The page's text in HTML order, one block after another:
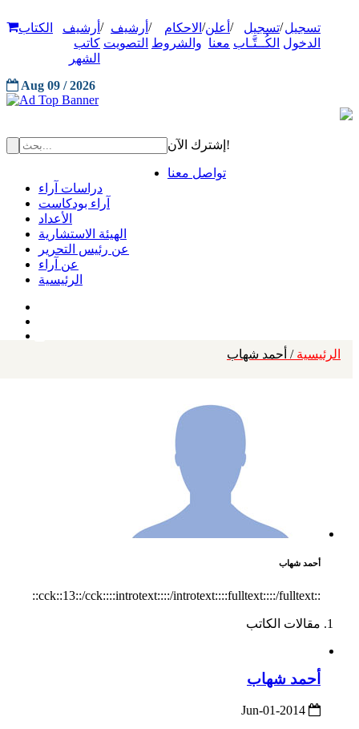
تسجيل
الدخول
/تسجيل
الكُــتَّـاب
/ أعلن
معنا
/ الاحكام
والشروط
/ أرشيف
التصويت
/ أرشيف
كاتب
الشهر
الكتاب
Aug 09 / 2026
إشترك الآن!
تواصل معنا
دراسات آراء
آراء بودكاست
الأعداد
الهيئة الاستشارية
عن رئيس التحرير
عن آراء
الرئيسية
الرئيسية / أحمد شهاب
أحمد شهاب
::cck::13::/cck::::introtext::::/introtext::::fulltext::::/fulltext::
مقالات الكاتب
أحمد شهاب